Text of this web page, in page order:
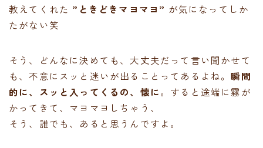
教えてくれた ”ときどきマヨマヨ” が気になってしか
たがない笑
そう、どんなに決めても、大丈夫だって言い聞かせて
も、不意にスッと迷いが出ることってあるよね。瞬間
的に、スッと入ってくるの、懐に。すると途端に霧が
かってきて、マヨマヨしちゃう、
そう、誰でも、あると思うんですよ。